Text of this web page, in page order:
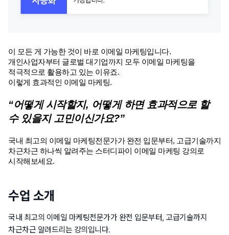
이 모든 게 가능한 것이 바로 이메일 마케팅입니다.
개인사업자부터 글로벌 대기업까지 모두 이메일 마케팅을
적극적으로 활용하고 있는 이유죠.
이렇게 효과적인 이메일 마케팅.
“어떻게 시작할지, 어떻게 하면 효과적으로 할
수 있을지 고민이신가요?”
차근차근 하나씩 알려주는 스터디파이 이메일 마케팅 강의로
시작해보세요.
수업 소개
국내 최고의 이메일 마케팅전문가가 완전 입문부터, 고급기술까지
차근차근 알려드리는 강의입니다.